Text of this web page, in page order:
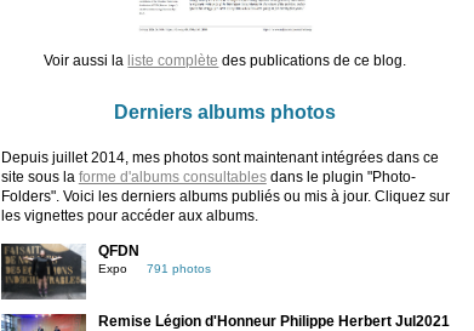
Voir aussi la liste complète des publications de ce blog.
Derniers albums photos
Depuis juillet 2014, mes photos sont maintenant intégrées dans ce
site sous la forme d'albums consultablesdans le plugin "Photo-
Folders". Voici les derniers albums publiés ou mis à jour. Cliquez sur
les vignettes pour accéder aux albums.
QFDN
Expo 791 photos
Remise Légion d'Honneur Philippe Herbert Jul2021